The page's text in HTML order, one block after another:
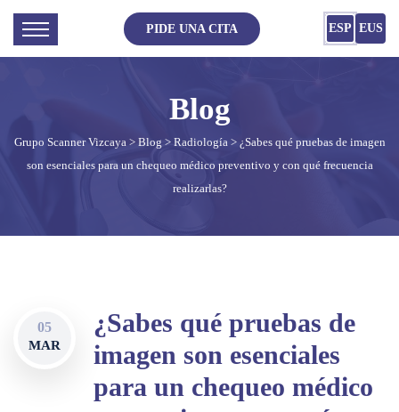
PIDE UNA CITA ESP EUS
Grupo Scanner Vizcaya> Blog > Radiología> ¿Sabes qué pruebas de imagen
son esenciales para un chequeo médico preventivo y con qué frecuencia
realizarlas?
05
MAR
¿Sabes qué pruebas de
imagen son esenciales
para un chequeo médico